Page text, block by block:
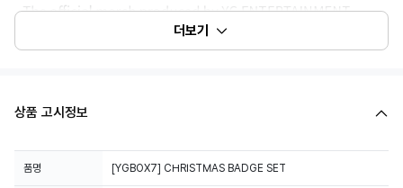
더보기
상품 고시정보
품명 [YGBOX7] CHRISTMAS BADGE SET